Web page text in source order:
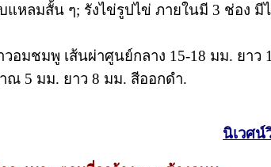
แหลมสั้น ๆ; รังไข่รูปไข่ ภายในมี 3 ช่อง
อมชมพู เส้นผ่าศูนย์กลาง 15-18 มม. ยา
ณ 5 มม. ยาว 8 มม. สีออกดำ.
นิเวศน์